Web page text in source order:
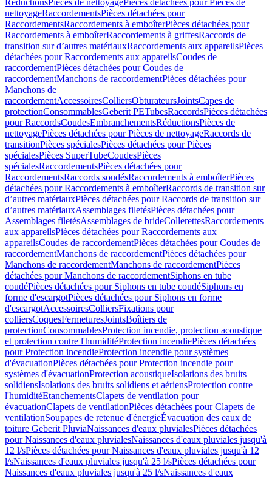
RéductionsPièces de nettoyagePièces détachées pour Pièces de
nettoyageRaccordementsPièces détachées pour
RaccordementsRaccordements à emboîterPièces détachées pour
Raccordements à emboîterRaccordements à griffesRaccords de
transition sur d’autres matériauxRaccordements aux appareilsPièces
détachées pour Raccordements aux appareilsCoudes de
raccordementPièces détachées pour Coudes de
raccordementManchons de raccordementPièces détachées pour
Manchons de
raccordementAccessoiresColliersObturateursJointsCapes de
protectionConsommablesGeberit PETubesRaccordsPièces détachées
pour RaccordsCoudesEmbranchementsRéductionsPièces de
nettoyagePièces détachées pour Pièces de nettoyageRaccords de
transitionPièces spécialesPièces détachées pour Pièces
spécialesPièces SuperTubeCoudesPièces
spécialesRaccordementsPièces détachées pour
RaccordementsRaccords soudésRaccordements à emboîterPièces
détachées pour Raccordements à emboîterRaccords de transition sur
d’autres matériauxPièces détachées pour Raccords de transition sur
d’autres matériauxAssemblages filetésPièces détachées pour
Assemblages filetésAssemblages de brideCollerettesRaccordements
aux appareilsPièces détachées pour Raccordements aux
appareilsCoudes de raccordementPièces détachées pour Coudes de
raccordementManchons de raccordementPièces détachées pour
Manchons de raccordementManchons de raccordementPièces
détachées pour Manchons de raccordementSiphons en tube
coudéPièces détachées pour Siphons en tube coudéSiphons en
forme d'escargotPièces détachées pour Siphons en forme
d'escargotAccessoiresColliersFixations pour
colliersCoquesFermeturesJointsBoîtiers de
protectionConsommablesProtection incendie, protection acoustique
et protection contre l'humiditéProtection incendiePièces détachées
pour Protection incendieProtection incendie pour systèmes
d'évacuationPièces détachées pour Protection incendie pour
systèmes d'évacuationProtection acoustiqueIsolations des bruits
solidiensIsolations des bruits solidiens et aériensProtection contre
l'humiditéEtanchementsClapets de ventilation pour
évacuationClapets de ventilationPièces détachées pour Clapets de
ventilationSoupapes de retenue d'énergieÉvacuation des eaux de
toiture Geberit PluviaNaissances d'eaux pluvialesPièces détachées
pour Naissances d'eaux pluvialesNaissances d'eaux pluviales jusqu'à
12 l/sPièces détachées pour Naissances d'eaux pluviales jusqu'à 12
l/sNaissances d'eaux pluviales jusqu'à 25 l/sPièces détachées pour
Naissances d'eaux pluviales jusqu'à 25 l/sNaissances d'eaux